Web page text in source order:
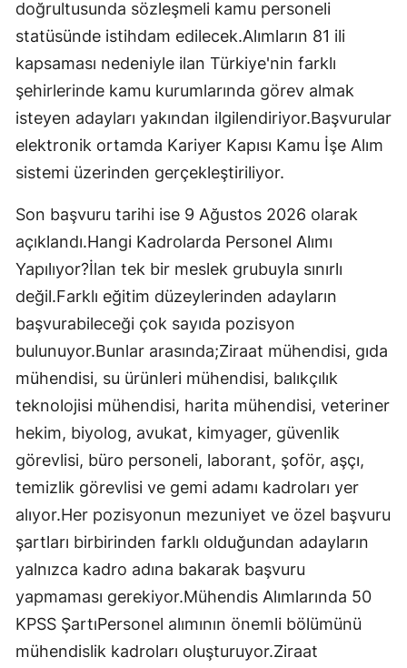
doğrultusunda sözleşmeli kamu personeli
statüsünde istihdam edilecek.Alımların 81 ili
kapsaması nedeniyle ilan Türkiye'nin farklı
şehirlerinde kamu kurumlarında görev almak
isteyen adayları yakından ilgilendiriyor.Başvurular
elektronik ortamda Kariyer Kapısı Kamu İşe Alım
sistemi üzerinden gerçekleştiriliyor.
Son başvuru tarihi ise 9 Ağustos 2026 olarak
açıklandı.Hangi Kadrolarda Personel Alımı
Yapılıyor?İlan tek bir meslek grubuyla sınırlı
değil.Farklı eğitim düzeylerinden adayların
başvurabileceği çok sayıda pozisyon
bulunuyor.Bunlar arasında;Ziraat mühendisi, gıda
mühendisi, su ürünleri mühendisi, balıkçılık
teknolojisi mühendisi, harita mühendisi, veteriner
hekim, biyolog, avukat, kimyager, güvenlik
görevlisi, büro personeli, laborant, şoför, aşçı,
temizlik görevlisi ve gemi adamı kadroları yer
alıyor.Her pozisyonun mezuniyet ve özel başvuru
şartları birbirinden farklı olduğundan adayların
yalnızca kadro adına bakarak başvuru
yapmaması gerekiyor.Mühendis Alımlarında 50
KPSS ŞartıPersonel alımının önemli bölümünü
mühendislik kadroları oluşturuyor.Ziraat